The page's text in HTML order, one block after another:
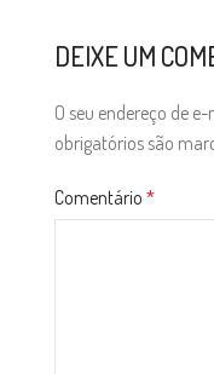
DEIXE UM
O seu endereço de
obrigatórios são
Comentário *